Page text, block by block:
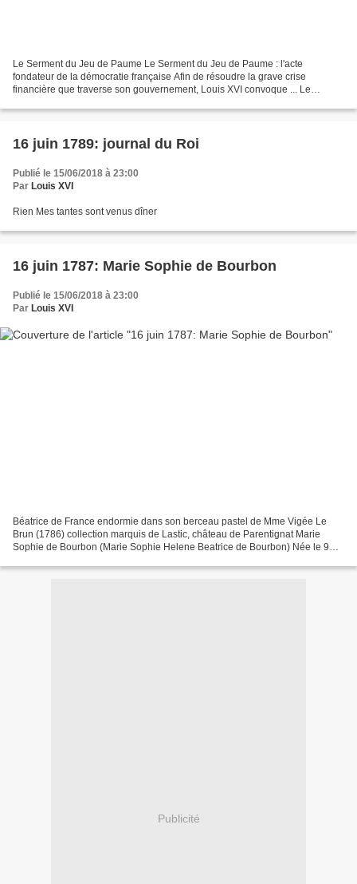
Le Serment du Jeu de Paume Le Serment du Jeu de Paume : l'acte
fondateur de la démocratie française Afin de résoudre la grave crise
financière que traverse son gouvernement, Louis XVI convoque ... Le
16 juin 1789: journal du Roi
Publié le 15/06/2018 à 23:00
Par Louis XVI
Rien Mes tantes sont venus dîner
16 juin 1787: Marie Sophie de Bourbon
Publié le 15/06/2018 à 23:00
Par Louis XVI
Béatrice de France endormie dans son berceau pastel de Mme Vigée Le
Brun (1786) collection marquis de Lastic, château de Parentignat Marie
Sophie de Bourbon (Marie Sophie Helene Beatrice de Bourbon) Née le 9
Publicité